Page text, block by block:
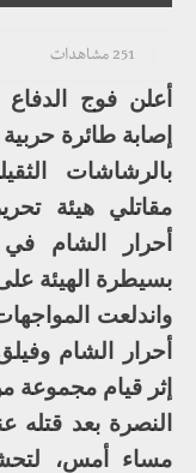
251 مشاهدات
أعلن فوج
بالرشاشات
مقاتلي هيئة
أحرار الشام
بسيطرة الهيئة
واندلعت
أحرار الشام
إثر قيام مجموعة
النصرة بعد
مساء أمس،